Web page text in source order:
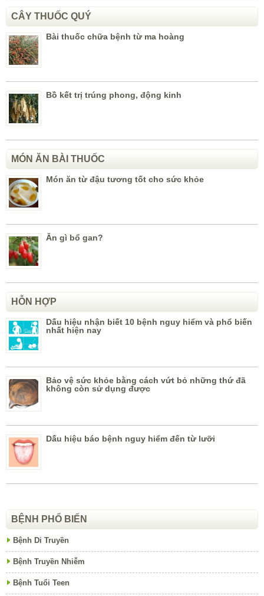
CÂY THUỐC QUÝ
Bài thuốc chữa bệnh từ ma hoàng
Bồ kết trị trúng phong, động kinh
MÓN ĂN BÀI THUỐC
Món ăn từ đậu tương tốt cho sức khỏe
Ăn gì bổ gan?
HỖN HỢP
Dấu hiệu nhận biết 10 bệnh nguy hiểm và phổ biến
nhất hiện nay
Bảo vệ sức khỏe bằng cách vứt bỏ những thứ đã
không còn sử dụng được
Dấu hiệu báo bệnh nguy hiểm đến từ lưỡi
BỆNH PHỔ BIẾN
Bệnh Di Truyền
Bệnh Truyền Nhiễm
Bệnh Tuổi Teen